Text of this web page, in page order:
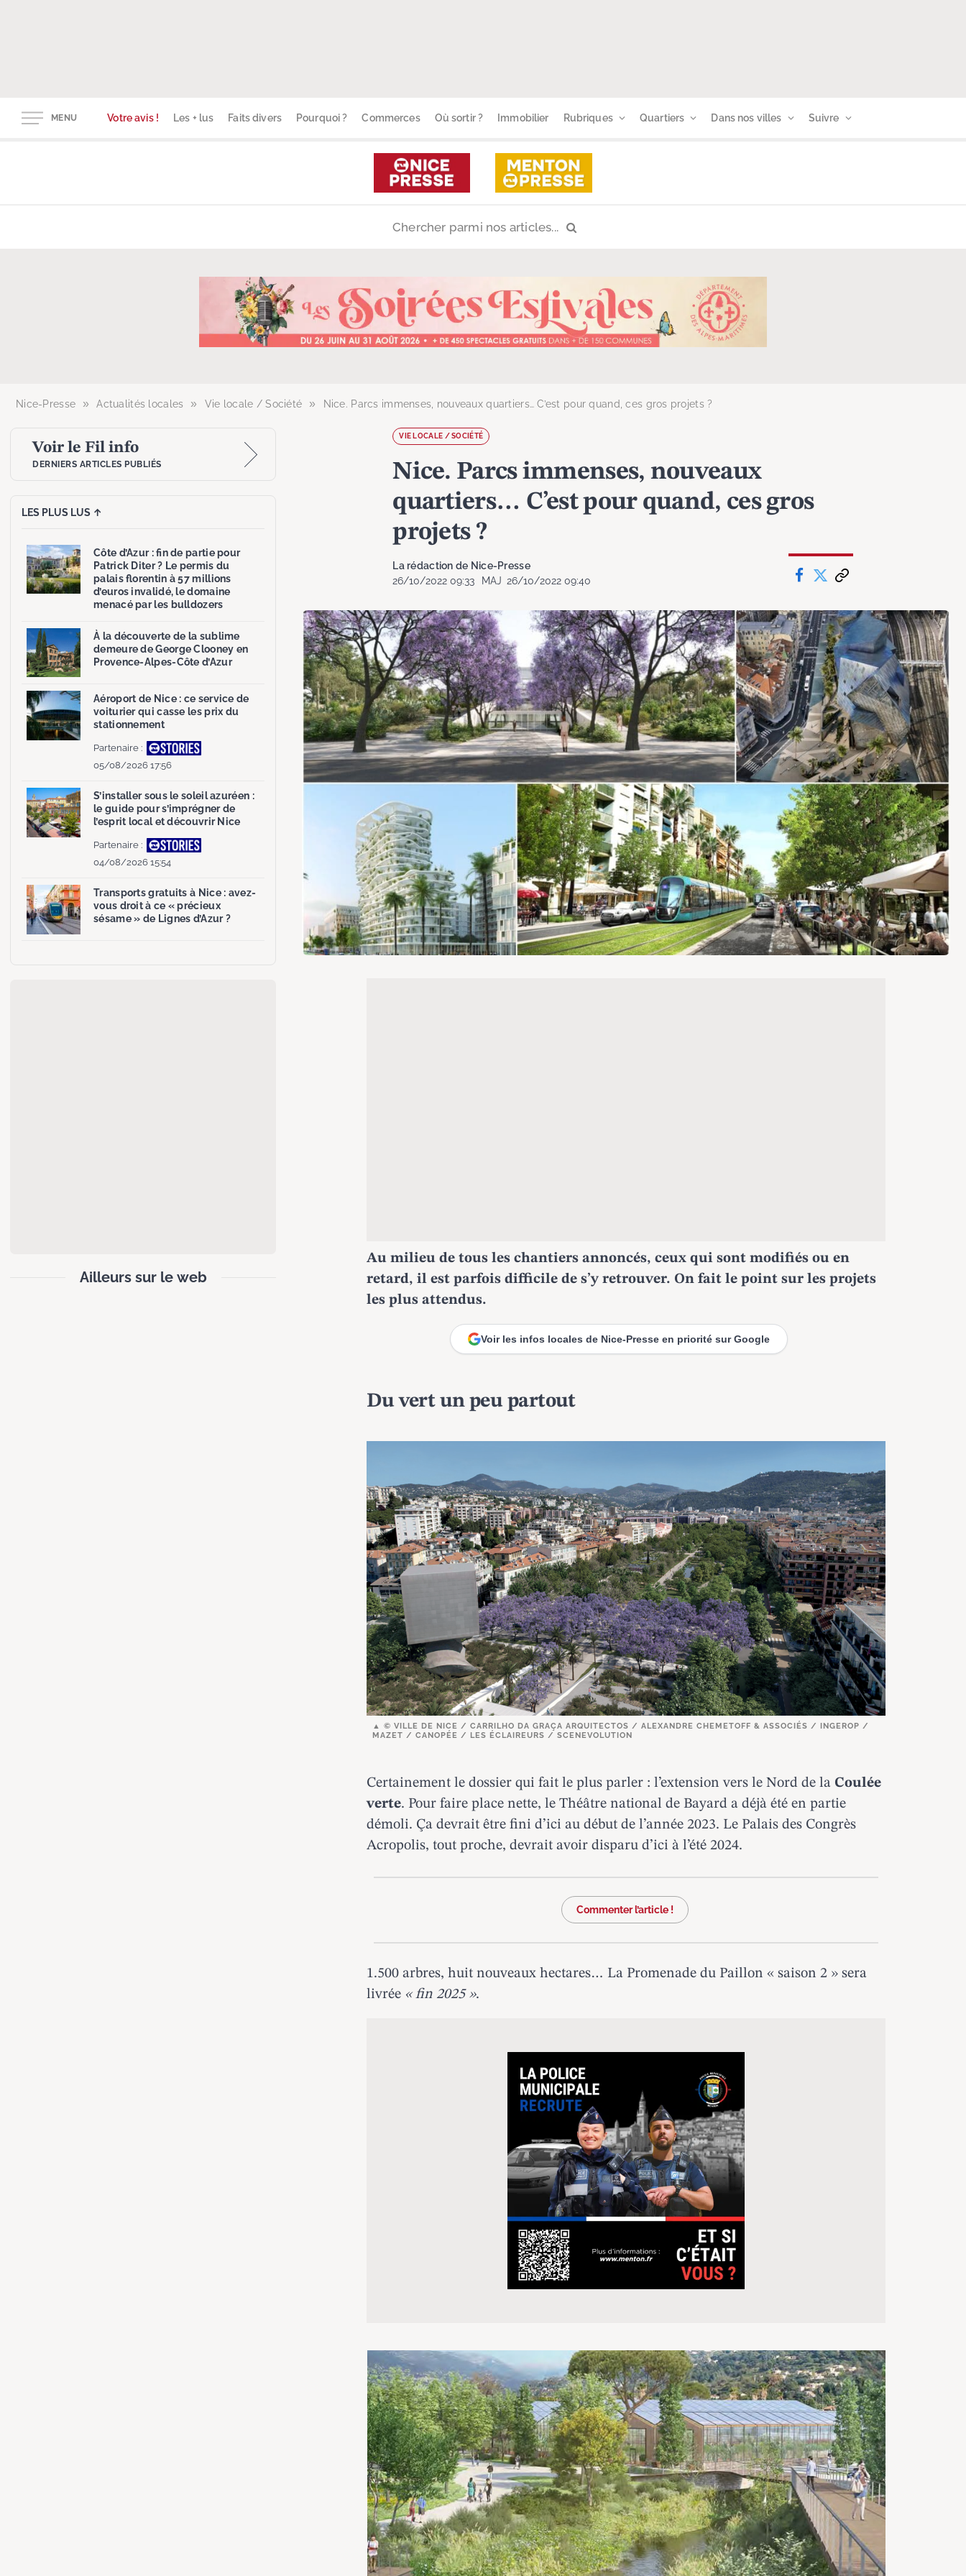
Votre avis ! Les + lus Faits divers Pourquoi ? Commerces Où sortir ? Immobilier Rubriques Quartiers Dans nos villes Suivre
Nice-Presse » Actualités locales » Vie locale / Société » Nice. Parcs immenses, nouveaux quartiers… C’est pour quand, ces gros projets ?
VIE LOCALE / SOCIÉTÉ
Nice. Parcs immenses, nouveaux
quartiers… C’est pour quand, ces gros
projets ?
La rédaction de Nice-Presse
26/10/2022 09:33
MAJ 26/10/2022 09:40
Au milieu de tous les chantiers annoncés, ceux qui sont modifiés ou en
retard, il est parfois difficile de s’y retrouver. On fait le point sur les projets
les plus attendus.
Voir les infos locales de Nice-Presse en priorité sur Google
Du vert un peu partout
© VILLE DE NICE / CARRILHO DA GRAÇA ARQUITECTOS / ALEXANDRE CHEMETOFF & ASSOCIÉS / INGEROP /
MAZET / CANOPÉE / LES ÉCLAIREURS / SCENEVOLUTION
Certainement le dossier qui fait le plus parler : l’extension vers le Nord de la Coulée
verte. Pour faire place nette, le Théâtre national de Bayard a déjà été en partie
démoli. Ça devrait être finid’ici au début de l’année 2023. Le Palais des Congrès
Acropolis, tout proche, devrait avoir disparu d’ici à l’été 2024.
Commenter l’article !
1.500 arbres, huit nouveaux hectares… La Promenade du Paillon « saison 2 » sera
livrée « fin 2025 ».
Voir le Fil info
DERNIERS ARTICLES PUBLIÉS
LES PLUS LUS ↑
Côte d’Azur : fin de partie pour
Patrick Diter ? Le permis du
palais florentin à 57 millions
d’euros invalidé, le domaine
menacé par les bulldozers
À la découverte de la sublime
demeure de George Clooney en
Provence-Alpes-Côte d’Azur
Aéroport de Nice : ce service de
voiturier qui casse les prix du
stationnement
Partenaire :
05/08/2026 17:56
S’installer sous le soleil azuréen :
le guide pour s’imprégner de
l’esprit local et découvrir Nice
Partenaire :
04/08/2026 15:54
Transports gratuits à Nice : avez-
vous droit à ce « précieux
sésame » de Lignes d’Azur ?
Ailleurs sur le web